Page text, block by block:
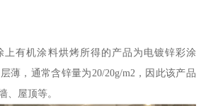
上有机涂料烘烤所得的产品为电镀锌彩涂
薄，通常含锌量为20/20g/m2，因此该产品
、屋顶等。